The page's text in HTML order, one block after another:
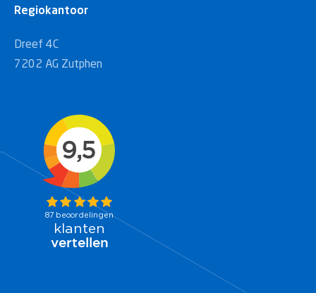
Regiokantoor
Dreef 4C
7202 AG Zutphen